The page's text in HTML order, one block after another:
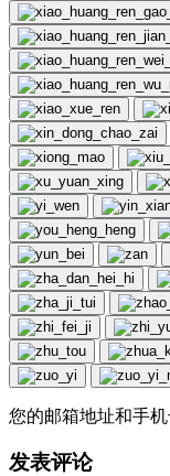
您的邮箱地址和手
发表评论